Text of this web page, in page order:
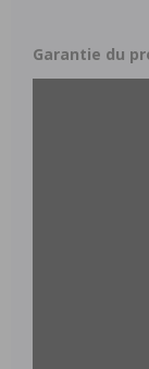
Garantie du